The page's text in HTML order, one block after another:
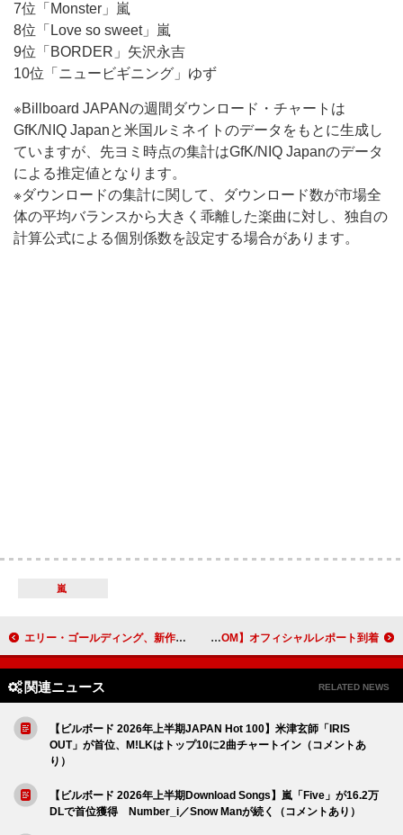
7位「Monster」嵐
8位「Love so sweet」嵐
9位「BORDER」矢沢永吉
10位「ニュービギニング」ゆず
※Billboard JAPANの週間ダウンロード・チャートは
GfK/NIQ Japanと米国ルミネイトのデータをもとに生成し
ていますが、先ヨミ時点の集計はGfK/NIQ Japanのデータ
による推定値となります。
※ダウンロードの集計に関して、ダウンロード数が市場全
体の平均バランスから大きく乖離した楽曲に対し、独自の
計算公式による個別係数を設定する場合があります。
嵐
エリー・ゴールディング、新作アルバム『I Know Too Much』9/4日リリース決定＆シングル「Black Prada Dress」配信開始 goethe、ワンマンライブ【goethe Live at LIQUIDROOM】オフィシャルレポート到着
関連ニュース RELATED NEWS
【ビルボード 2026年上半期JAPAN Hot 100】米津玄師「IRIS
OUT」が首位、M!LKはトップ10に2曲チャートイン（コメントあ
り）
【ビルボード 2026年上半期Download Songs】嵐「Five」が16.2万
DLで首位獲得 Number_i／Snow Manが続く（コメントあり）